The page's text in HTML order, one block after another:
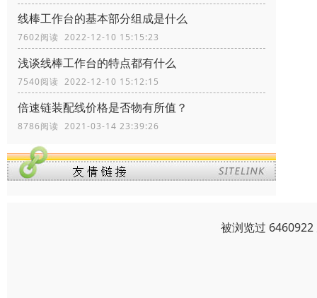
线棒工作台的基本部分组成是什么
7602阅读 2022-12-10 15:15:23
浅谈线棒工作台的特点都有什么
7540阅读 2022-12-10 15:12:15
倍速链装配线价格是否物有所值？
8786阅读 2021-03-14 23:39:26
被浏览过